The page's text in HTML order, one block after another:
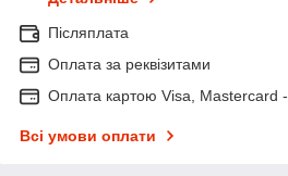
Післяплата
Оплата за реквізитами
Оплата картою Visa, Mastercard
Всі умови оплати